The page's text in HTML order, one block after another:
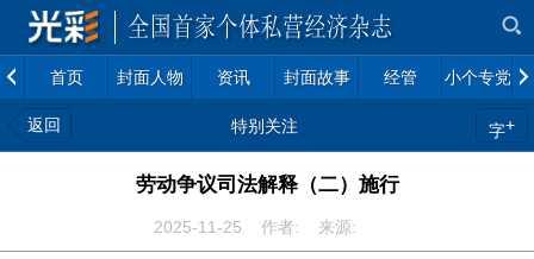
首页 封面人物 资讯 封面故事 经管 小个专党建
返回 特别关注 字+
劳动争议司法解释（二）施行
2025-11-25 作者: 来源: